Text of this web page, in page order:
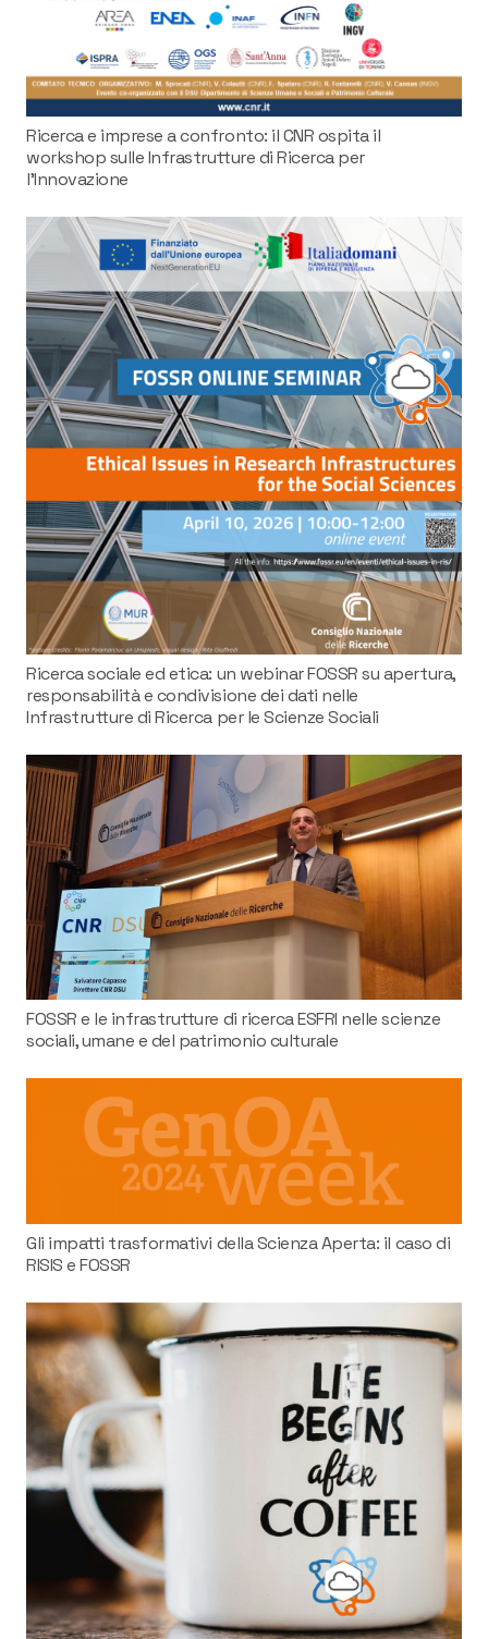
Ricerca e imprese a confronto: il CNR ospita il
workshop sulle Infrastrutture di Ricerca per
l’Innovazione
Ricerca sociale ed etica: un webinar FOSSR su apertura,
responsabilità e condivisione dei dati nelle
Infrastrutture di Ricerca per le Scienze Sociali
FOSSR e le infrastrutture di ricerca ESFRI nelle scienze
sociali, umane e del patrimonio culturale
Gli impatti trasformativi della Scienza Aperta: il caso di
RISIS e FOSSR